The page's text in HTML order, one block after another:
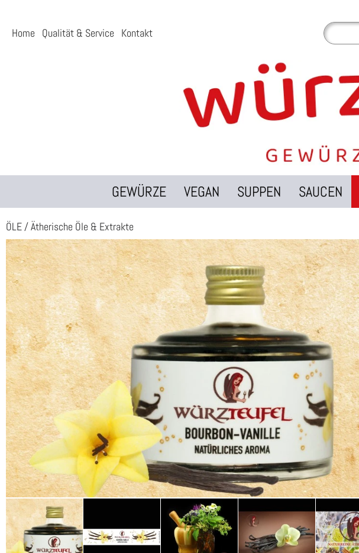
Home Qualität & Service Kontakt
GEWÜRZE VEGAN SUPPEN SAUCEN
ÖLE /Ätherische Öle & Extrakte